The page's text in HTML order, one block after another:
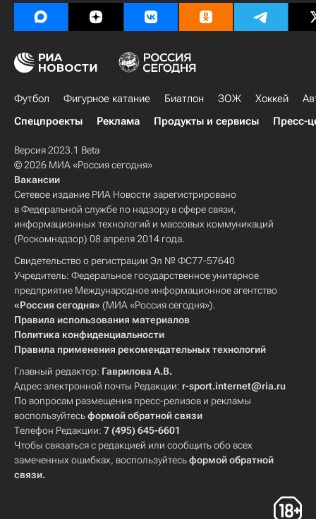
Футбол Фигурное катание Биатлон ЗОЖ Хоккей
Спецпроекты
Реклама Продукты и сервисы Пресс-
Версия 2023.1 Beta
© 2026 МИА «Россия сегодня»
Вакансии
Сетевое издание РИА Новости зарегистрировано
в Федеральной службе по надзору в сфере связи,
информационных технологий и массовых коммуникаций
(Роскомнадзор) 08 апреля 2014 года.
Свидетельство о регистрации Эл № ФС77-57640
Учредитель: Федеральное государственное унитарное
предприятие Международное информационное агентство
«Россия сегодня» (МИА «Россия сегодня»).
Правила использования материалов
Политика конфиденциальности
Правила применения рекомендательных технологий
Главный редактор: Гаврилова А.В.
Адрес электронной почты Редакции: r-sport.internet@ria.ru
По вопросам размещения пресс-релизов и рекламы
воспользуйтесьформой обратной связи
Телефон Редакции: 7 (495) 645-6601
Чтобы связаться с редакцией или сообщить обо всех
замеченных ошибках, воспользуйтесьформой обратной
связи.